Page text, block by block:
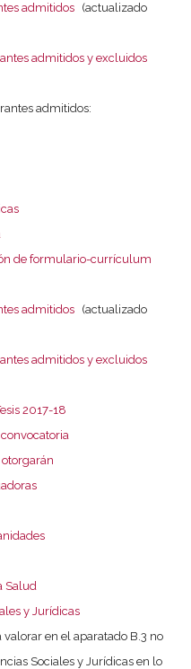
admitidos (actualizado
admitidos y excluidos
admitidos:
de formulario-currículum
admitidos (actualizado
admitidos y excluidos
2017-18
Salud
y Jurídicas
en el aparatado B.3 no
Sociales y Jurídicas en lo